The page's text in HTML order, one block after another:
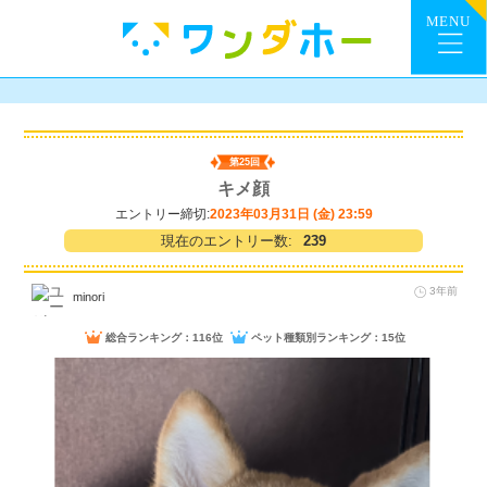
第25回
キメ顔
エントリー締切:2023年03月31日 (金) 23:59
現在のエントリー数: 239
minori 3年前
総合ランキング：116位 ペット種類別ランキング：15位